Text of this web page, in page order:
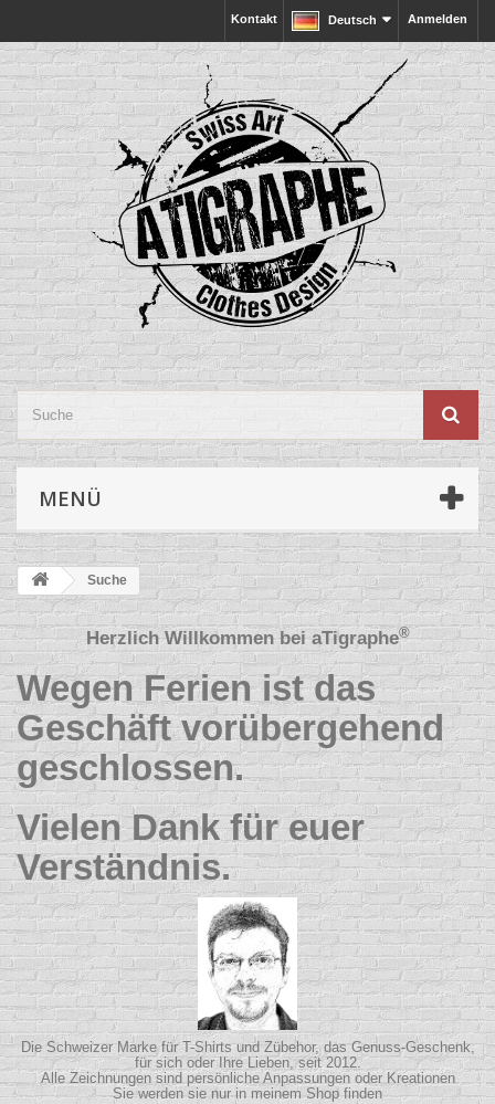
Anmelden
Deutsch
Kontakt
MENÜ
Suche
Herzlich Willkommen beiaTigraphe®
Wegen Ferien ist das
Geschäft vorübergehend
geschlossen.
Vielen Dank für euer
Verständnis.
Die Schweizer Marke für T-Shirts und Zübehor, das Genuss-Geschenk,
für sich oder Ihre Lieben, seit 2012.
Alle Zeichnungen sind persönliche Anpassungen oder Kreationen
Sie werden sie nur in meinem Shop finden